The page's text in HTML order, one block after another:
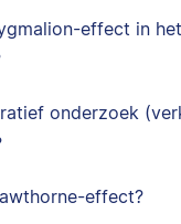
effect in het
onderzoek
effect?